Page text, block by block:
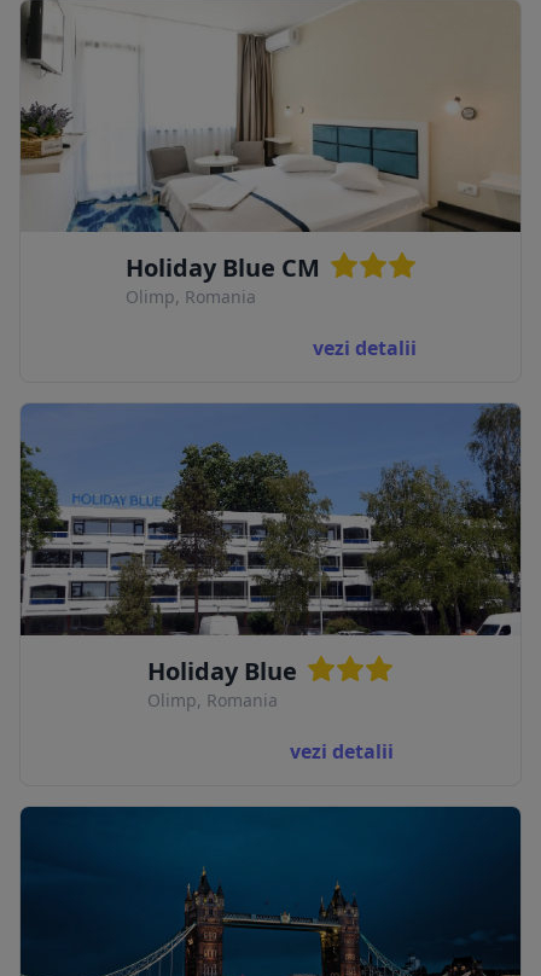
Holiday Blue CM
Olimp, Romania
vezi detalii
Holiday Blue
Olimp, Romania
vezi detalii